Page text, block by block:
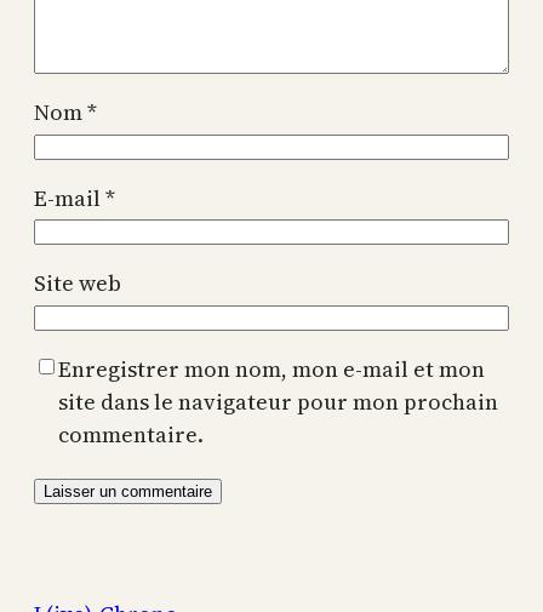
Nom*
E-mail*
Site web
Enregistrer mon nom, mon e-mail et mon
site dans le navigateur pour mon prochain
commentaire.